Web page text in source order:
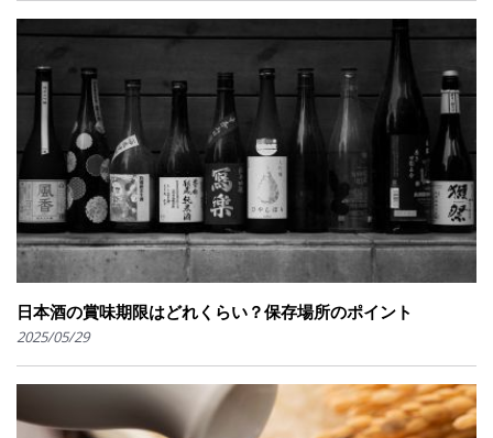
日本酒の賞味期限はどれくらい？保存場所のポイント
2025/05/29